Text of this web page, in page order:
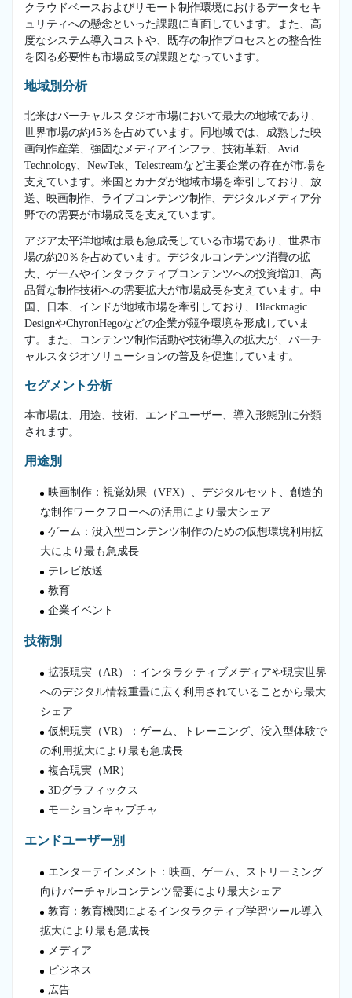
クラウドベースおよびリモート制作環境におけるデータセキ
ュリティへの懸念といった課題に直面しています。また、高
度なシステム導入コストや、既存の制作プロセスとの整合性
を図る必要性も市場成長の課題となっています。
地域別分析
北米はバーチャルスタジオ市場において最大の地域であり、
世界市場の約45％を占めています。同地域では、成熟した映
画制作産業、強固なメディアインフラ、技術革新、Avid
Technology、NewTek、Telestreamなど主要企業の存在が市場を
支えています。米国とカナダが地域市場を牽引しており、放
送、映画制作、ライブコンテンツ制作、デジタルメディア分
野での需要が市場成長を支えています。
アジア太平洋地域は最も急成長している市場であり、世界市
場の約20％を占めています。デジタルコンテンツ消費の拡
大、ゲームやインタラクティブコンテンツへの投資増加、高
品質な制作技術への需要拡大が市場成長を支えています。中
国、日本、インドが地域市場を牽引しており、Blackmagic
DesignやChyronHegoなどの企業が競争環境を形成していま
す。また、コンテンツ制作活動や技術導入の拡大が、バーチ
ャルスタジオソリューションの普及を促進しています。
セグメント分析
本市場は、用途、技術、エンドユーザー、導入形態別に分類
されます。
用途別
映画制作：視覚効果（VFX）、デジタルセット、創造的
な制作ワークフローへの活用により最大シェア
ゲーム：没入型コンテンツ制作のための仮想環境利用拡
大により最も急成長
テレビ放送
教育
企業イベント
技術別
拡張現実（AR）：インタラクティブメディアや現実世界
へのデジタル情報重畳に広く利用されていることから最大
シェア
仮想現実（VR）：ゲーム、トレーニング、没入型体験で
の利用拡大により最も急成長
複合現実（MR）
3Dグラフィックス
モーションキャプチャ
エンドユーザー別
エンターテインメント：映画、ゲーム、ストリーミング
向けバーチャルコンテンツ需要により最大シェア
教育：教育機関によるインタラクティブ学習ツール導入
拡大により最も急成長
メディア
ビジネス
広告